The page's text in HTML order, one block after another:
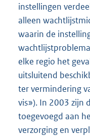
instellingen
alleen
waarin de
elke regio het
uitsluitend
ter vermindering
vis»). In 2003 zijn
toegevoegd aan
verzorging en